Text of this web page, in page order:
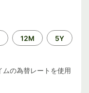
12M 5Y
ムの為替レートを使用